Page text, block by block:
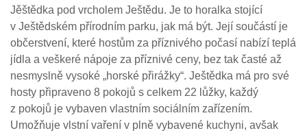
Jěštědka pod vrcholem Ještědu. Je to horalka stojící
v Ještědském přírodním parku, jak má být. Její součástí je
občerstvení, které hostům za příznivého počasí nabízí teplá
jídla a veškeré nápoje za příznivé ceny, bez tak časté až
nesmyslně vysoké „horské přirážky“. Ještědka má pro své
hosty připraveno 8 pokojů s celkem 22 lůžky, každý
z pokojů je vybaven vlastním sociálním zařízením.
Umožňuje vlstní vaření v plně vybavené kuchyni, avšak